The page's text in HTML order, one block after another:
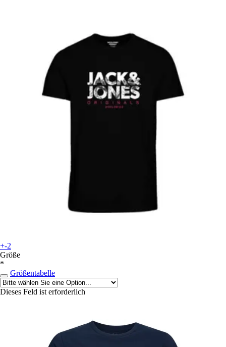
+-2
Größe
*
Größentabelle
Dieses Feld ist erforderlich